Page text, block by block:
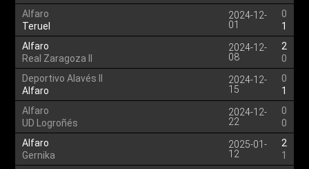
Alfaro
Teruel
2024-12-
01
0
1
Alfaro
Real Zaragoza II
2024-12-
08
2
0
Deportivo Alavés II
Alfaro
2024-12-
15
0
1
Alfaro
UD Logroñés
2024-12-
22
0
0
Alfaro
Gernika
2025-01-
12
2
1